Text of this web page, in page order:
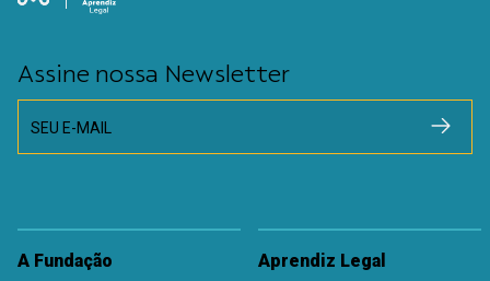
Assine nossa Newsletter
SEU E-MAIL
A Fundação Aprendiz Legal